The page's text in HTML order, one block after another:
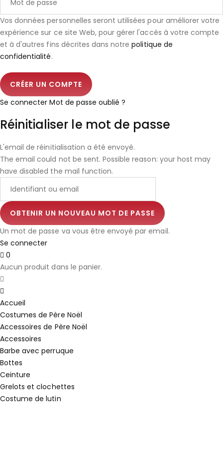
Vos données personnelles seront utilisées pour améliorer votre
expérience sur ce site Web, pour gérer l'accès à votre compte
et à d'autres fins décrites dans notrepolitique de
confidentialité.
Se connecter Mot de passe oublié ?
Réinitialiser le mot de passe
L'email de réinitialisation a été envoyé.
The email could not be sent. Possible reason: your host may
have disabled the mail function.
Un mot de passe va vous être envoyé par email.
Se connecter
0
Aucun produit dans le panier.
Accueil
Costumes de Père Noël
Accessoires de Père Noël
Accessoires
Barbe avec perruque
Bottes
Ceinture
Grelots et clochettes
Costume de lutin